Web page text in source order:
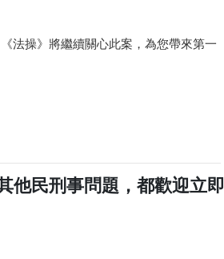
法操》將繼續關心此案，為您帶來第一
他民刑事問題，都歡迎立即